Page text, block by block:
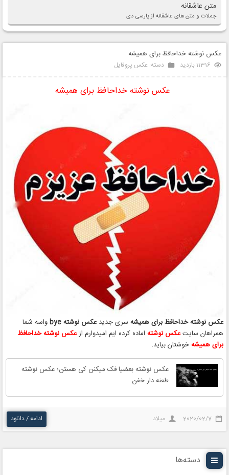
متن عاشقانه
جملات و متن های عاشقانه از پارسی دی
عکس نوشته خداحافظ برای همیشه
11316 بازدید دسته: عکس پروفایل
عکس نوشته خداحافظ برای همیشه
عکس نوشته خداحافظ برای همیشه سری جدیدعکس نوشته bye
واسه شما
همراهان سایتعکس نوشته اماده کرده ایم امیدوارم ازعکس نوشته خداحافظ
برای همیشه خوشتان بیاید.
عکس نوشته بعضیا فک میکنن کی هستن؛ عکس نوشته
طعنه دار خفن
2020/02/7 میلاد ادامه / دانلود
دسته‌ها